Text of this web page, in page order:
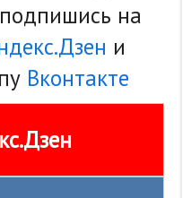
на
и
Вконтакте